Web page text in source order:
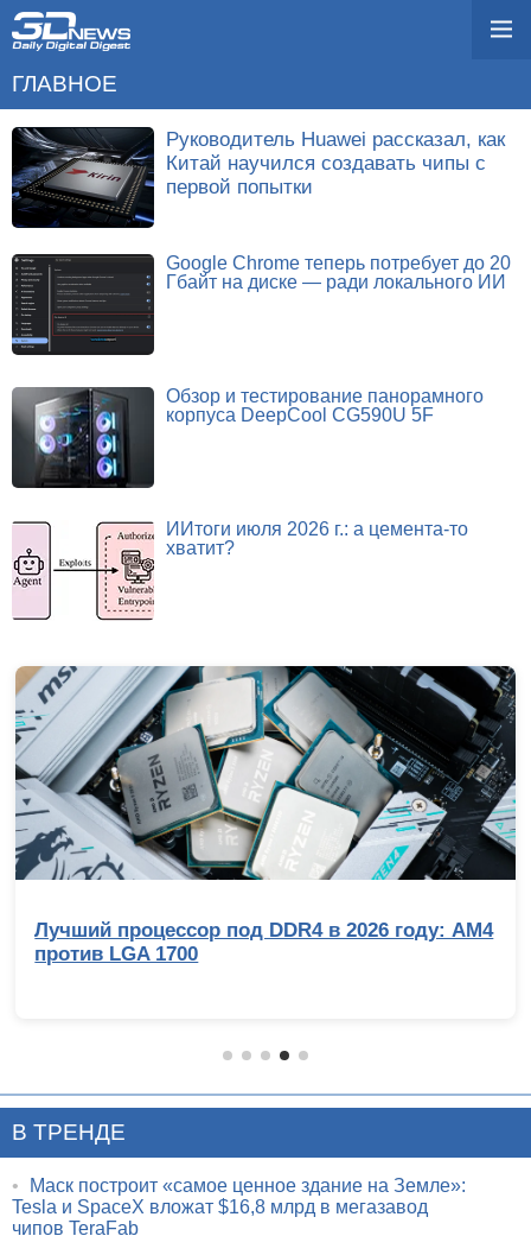
ГЛАВНОЕ
Руководитель Huawei рассказал, как
Китай научился создавать чипы с
первой попытки
Google Chrome теперь потребует до 20
Гбайт на диске — ради локального ИИ
Обзор и тестирование панорамного
корпуса DeepCool CG590U 5F
ИИтоги июля 2026 г.: а цемента-то
хватит?
Лучший процессор под DDR4 в 2026 году: AM4
против LGA 1700
В ТРЕНДЕ
•
Маск построит «самое ценное здание на Земле»:
Tesla и SpaceX вложат $16,8 млрд в мегазавод
чипов TeraFab